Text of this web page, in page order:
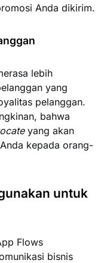
Anda dikirim.
lebih
yang
pelanggan.
bahwa
yang akan
kepada orang-
untuk
Flows
bisnis